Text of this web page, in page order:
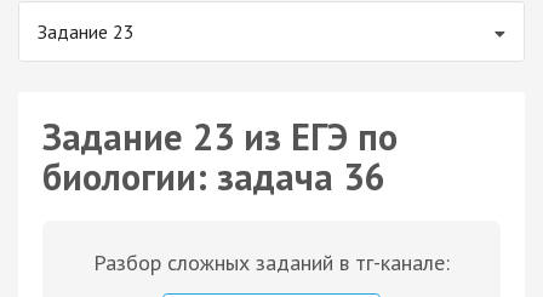
Задание 23
Задание 23 из ЕГЭ по
биологии: задача 36
Разбор сложных заданий в тг-канале: